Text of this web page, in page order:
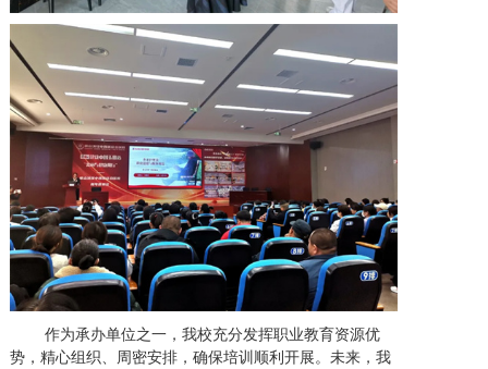
作为承办单位之一，我校充分发挥职业教育资源优
势，精心组织、周密安排，确保培训顺利开展。未来，我